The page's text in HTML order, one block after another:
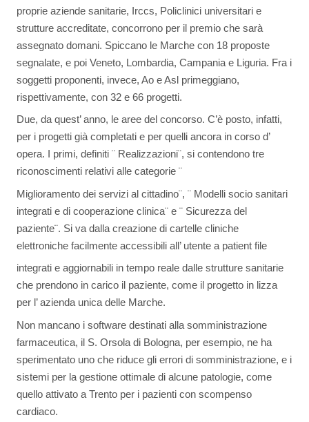
proprie aziende sanitarie, Irccs, Policlinici universitari e
strutture accreditate, concorrono per il premio che sarà
assegnato domani. Spiccano le Marche con 18 proposte
segnalate, e poi Veneto, Lombardia, Campania e Liguria. Fra i
soggetti proponenti, invece, Ao e Asl primeggiano,
rispettivamente, con 32 e 66 progetti.
Due, da quest’ anno, le aree del concorso. C’è posto, infatti,
per i progetti già completati e per quelli ancora in corso d’
opera. I primi, definiti ¨ Realizzazioni¨, si contendono tre
riconoscimenti relativi alle categorie ¨
Miglioramento dei servizi al cittadino¨, ¨ Modelli socio sanitari
integrati e di cooperazione clinica¨ e ¨ Sicurezza del
paziente¨. Si va dalla creazione di cartelle cliniche
elettroniche facilmente accessibili all’ utente a patient file
integrati e aggiornabili in tempo reale dalle strutture sanitarie
che prendono in carico il paziente, come il progetto in lizza
per l’ azienda unica delle Marche.
Non mancano i software destinati alla somministrazione
farmaceutica, il S. Orsola di Bologna, per esempio, ne ha
sperimentato uno che riduce gli errori di somministrazione, e i
sistemi per la gestione ottimale di alcune patologie, come
quello attivato a Trento per i pazienti con scompenso
cardiaco.